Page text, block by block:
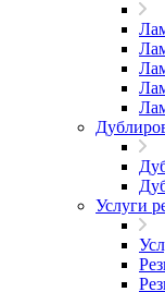
Услуги